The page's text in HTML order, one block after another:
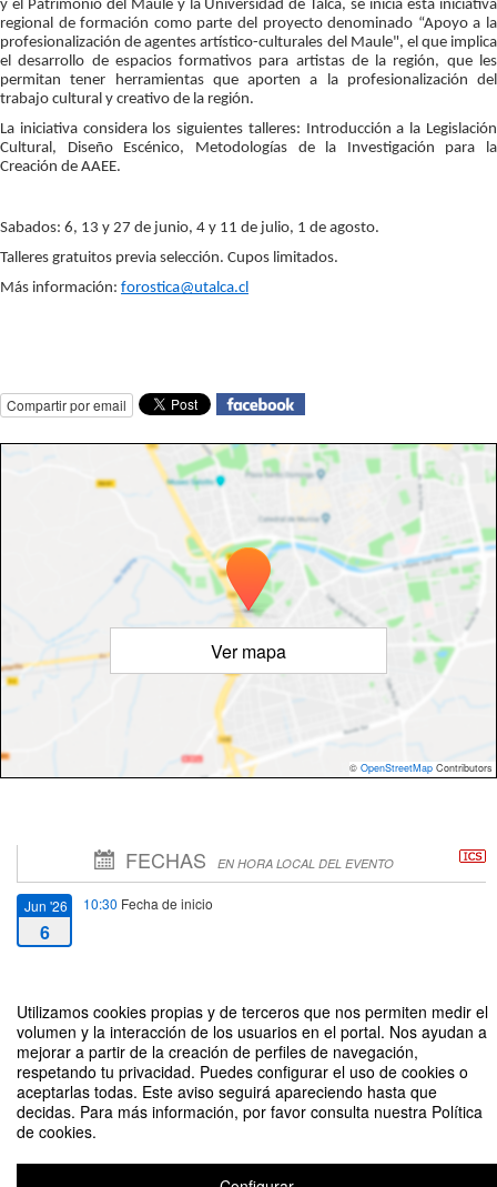
Utilizamos cookies propias y de terceros que nos permiten medir el
volumen y la interacción de los usuarios en el portal. Nos ayudan a
mejorar a partir de la creación de perfiles de navegación,
respetando tu privacidad. Puedes configurar el uso de cookies o
aceptarlas todas. Este aviso seguirá apareciendo hasta que
decidas. Para más información, por favor consulta nuestra Política
de cookies.
y el Patrimonio del Maule y la Universidad de Talca, se inicia esta iniciativa
regional de formación como parte del proyecto denominado “Apoyo a la
profesionalización de agentes artístico-culturales del Maule", el que implica
el desarrollo de espacios formativos para artistas de la región, que les
permitan tener herramientas que aporten a la profesionalización del
trabajo cultural y creativo de la región.
La iniciativa considera los siguientes talleres: Introducción a la Legislación
Cultural, Diseño Escénico, Metodologías de la Investigación para la
Creación de AAEE.
Sabados: 6, 13 y 27 de junio, 4 y 11 de julio, 1 de agosto.
Talleres gratuitos previa selección. Cupos limitados.
Más información: forostica@utalca.cl
Compartir por email
Ver mapa
© OpenStreetMap Contributors
FECHAS EN HORA LOCAL DEL EVENTO
Jun '26
6
10:30 Fecha de inicio
1
Talleres de trabajo cultural en Talca, Curicó y Linares
Organizado por Dirección de Extensión Cultural y Artística